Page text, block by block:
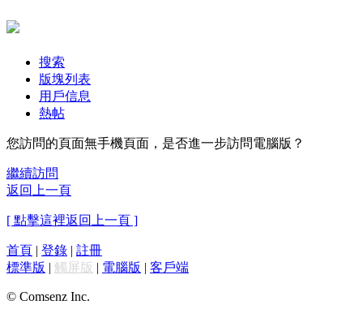
搜索
版塊列表
用戶信息
熱帖
您訪問的頁面無手機頁面，是否進一步訪問電腦版？
繼續訪問
返回上一頁
[ 點擊這裡返回上一頁 ]
首頁 | 登錄 | 註冊
標準版 | 觸屏版 | 電腦版 | 客戶端
© Comsenz Inc.